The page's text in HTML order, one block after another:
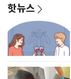
핫뉴스